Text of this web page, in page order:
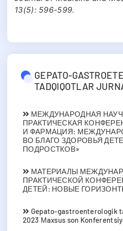
13(5): 596-599.
GEPATO-
TADQIQOTLAR
МЕЖДУНАРОДНАЯ
ПРАКТИЧЕСКАЯ
И ФАРМАЦИЯ:
ВО БЛАГО ЗДОРОВЬЯ
ПОДРОСТКОВ»
МАТЕРИАЛЫ
ПРАКТИЧЕСКОЙ
ДЕТЕЙ: НОВЫЕ
Gepato-gastroenterologik
2023 Мaxsus son